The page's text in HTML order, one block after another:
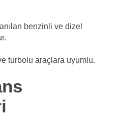
benzinli ve dizel
turbolu araçlara uyumlu.